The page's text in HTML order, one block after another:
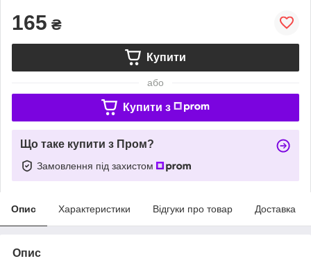
165 ₴
Купити
або
Купити з
Що таке купити з Пром?
Замовлення під захистом
Опис Характеристики Відгуки про товар Доставка
Опис